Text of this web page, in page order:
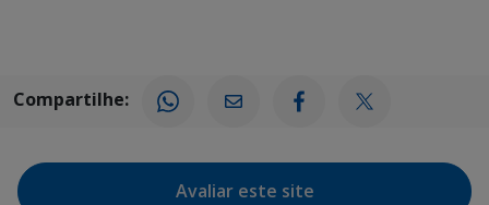
Compartilhe:
Avaliar este site